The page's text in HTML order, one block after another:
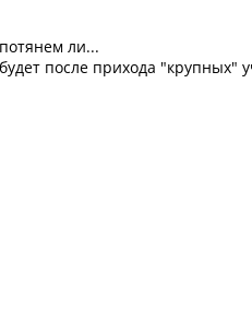
ли...
после прихода "крупных"